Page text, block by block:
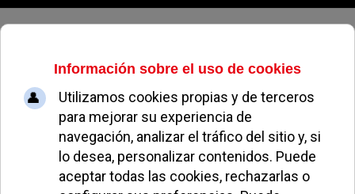
Sábado, 08 de agosto de 2026
75-66 Pozuelo “agua” la victoria
del Gandía
ÁNGELES PEREA BALONCESTO POZUELO 19 NOVIEMBRE 2004